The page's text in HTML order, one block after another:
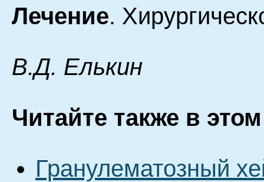
Лечение.
B.Д. Eлькин
Читайте также в
Гранулематозный